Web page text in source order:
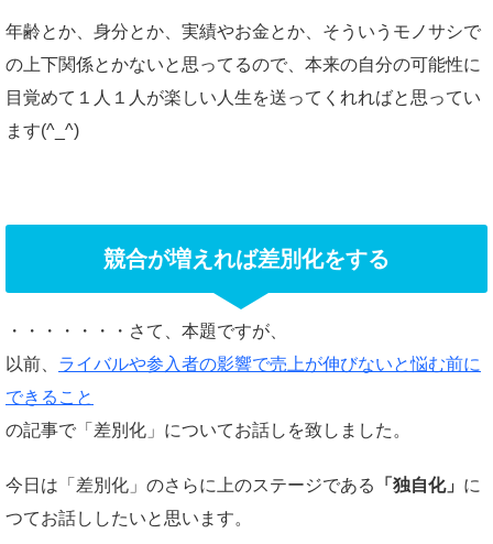
年齢とか、身分とか、実績やお金とか、そういうモノサシで
の上下関係とかないと思ってるので、本来の自分の可能性に
目覚めて１人１人が楽しい人生を送ってくれればと思ってい
ます(^_^)
競合が増えれば差別化をする
・・・・・・・さて、本題ですが、
以前、 ライバルや参入者の影響で売上が伸びないと悩む前に
できること
の記事で「差別化」についてお話しを致しました。
今日は「差別化」のさらに上のステージである 「独自化」 に
つてお話ししたいと思います。